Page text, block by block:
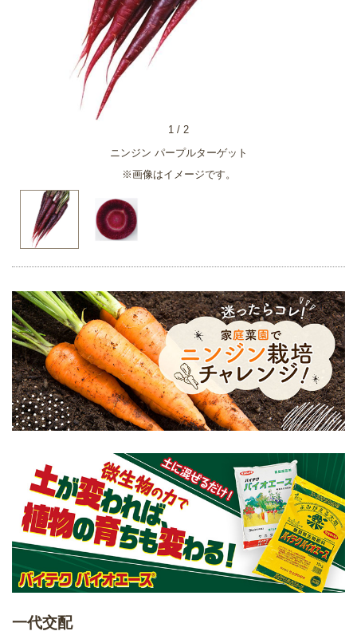
ニンジン パープルターゲット
※画像はイメージです。
1 / 2
一代交配